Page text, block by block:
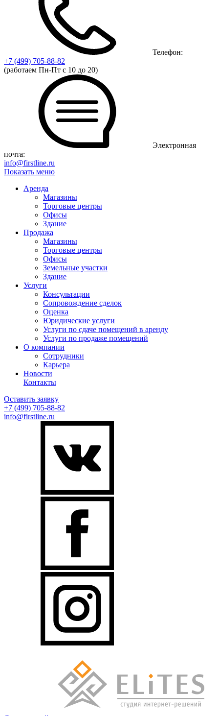
Телефон:
+7 (499) 705-88-82
(работаем Пн-Пт с 10 до 20)
Электронная
почта:
info@firstline.ru
Показать меню
Аренда
Магазины
Торговые центры
Офисы
Здание
Продажа
Магазины
Торговые центры
Офисы
Земельные участки
Здание
Услуги
Консультации
Сопровождение сделок
Оценка
Юридические услуги
Услуги по сдаче помещений в аренду
Услуги по продаже помещений
О компании
Сотрудники
Карьера
Новости
Контакты
Оставить заявку
+7 (499) 705-88-82
info@firstline.ru